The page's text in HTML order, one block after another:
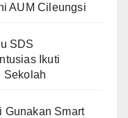
AUM Cileungsi
SDS
Ikuti
Sekolah
Gunakan Smart